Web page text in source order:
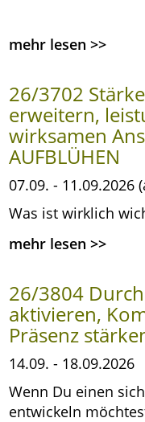
mehr lesen>>
26/3702
erweitern,
wirksamen
AUFBLÜHEN
07.09. - 11.09.2026
Was ist wirklich
mehr lesen>>
26/3804
aktivieren,
Präsenz
14.09. - 18.09.2026
Wenn Du einen
entwickeln